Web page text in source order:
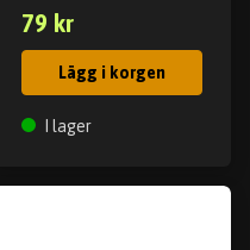
79 kr
Lägg i korgen
I lager